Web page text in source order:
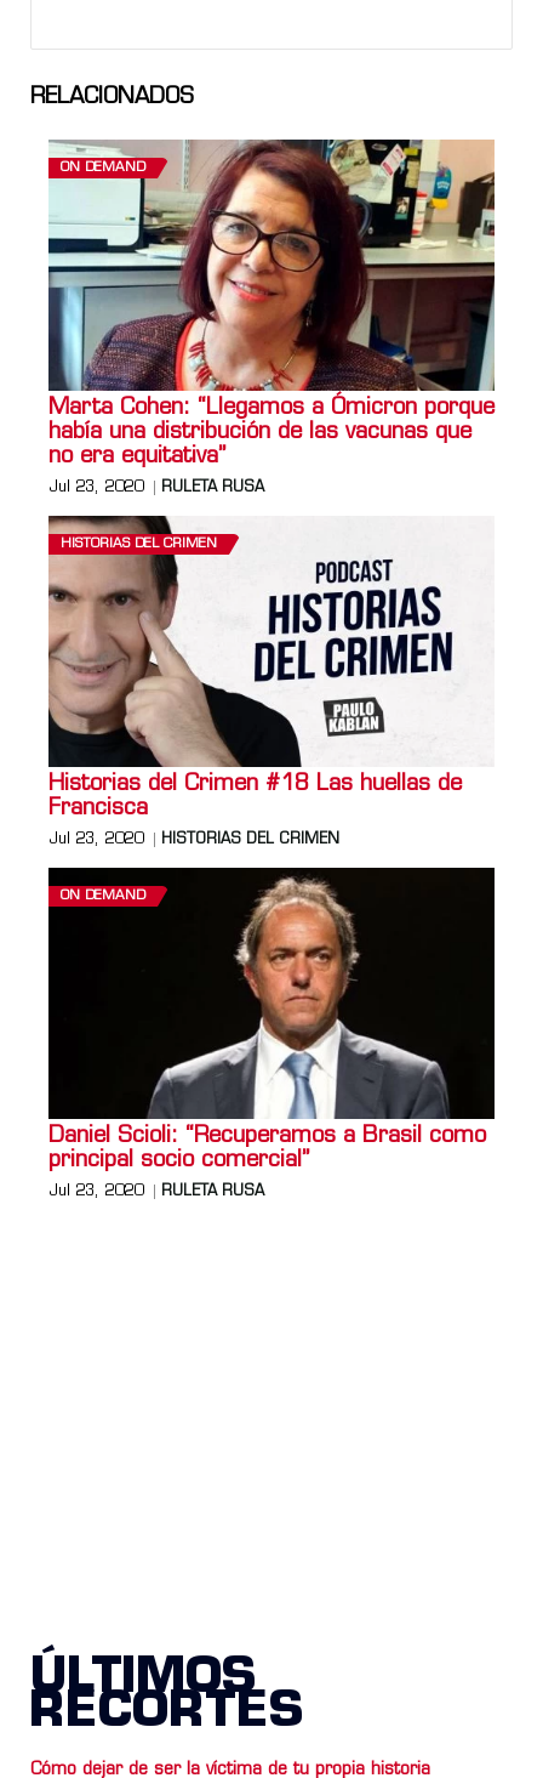
RELACIONADOS
ON DEMAND
Marta Cohen: “Llegamos a Ómicron porque
había una distribución de las vacunas que
no era equitativa”
Jul 23, 2020 RULETA RUSA
HISTORIAS DEL CRIMEN
Historias del Crimen #18 Las huellas de
Francisca
Jul 23, 2020 HISTORIAS DEL CRIMEN
ON DEMAND
Daniel Scioli: “Recuperamos a Brasil como
principal socio comercial”
Jul 23, 2020 RULETA RUSA
ÚLTIMOS
RECORTES
Cómo dejar de ser la víctima de tu propia historia